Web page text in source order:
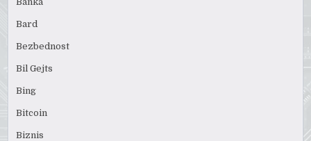
Bard
Bezbednost
Bil Gejts
Bing
Bitcoin
Biznis